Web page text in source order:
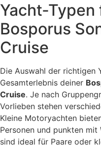
Yacht-Typen
Bosporus
Cruise
Die Auswahl der richtigen
Gesamterlebnis deiner
Cruise. Je nach
Vorlieben stehen
Kleine Motoryachten
Personen und punkten
sind ideal für Paare oder